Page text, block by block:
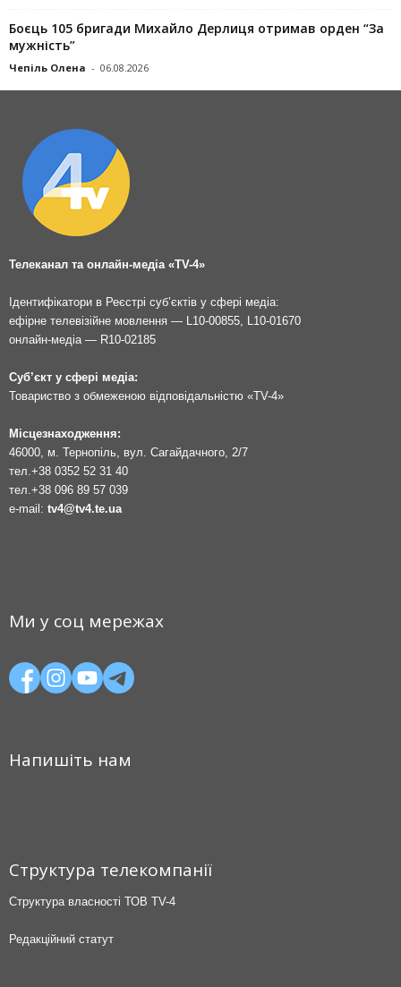
Боєць 105 бригади Михайло Дерлиця отримав орден “За
мужність”
Чепіль Олена - 06.08.2026
Телеканал та онлайн-медіа «TV-4»
Ідентифікатори в Реєстрі суб’єктів у сфері медіа:
ефірне телевізійне мовлення — L10-00855, L10-01670
онлайн-медіа — R10-02185
Суб’єкт у сфері медіа:
Товариство з обмеженою відповідальністю «TV-4»
Місцезнаходження:
46000, м. Тернопіль, вул. Сагайдачного, 2/7
тел. +38 0352 52 31 40
тел. +38 096 89 57 039
e-mail: tv4@tv4.te.ua
Ми у соц мережах
Напишіть нам
Структура телекомпанії
Структура власності ТОВ TV-4
Редакційний статут